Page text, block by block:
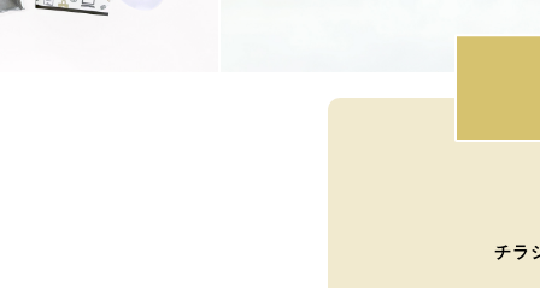
チラ